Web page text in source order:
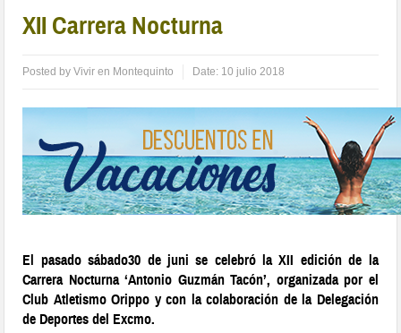
XII Carrera Nocturna
Posted byVivir en Montequinto Date: 10 julio 2018
El pasado sábado30 de juni se celebró la XII edición de la
Carrera Nocturna ‘Antonio Guzmán Tacón’, organizada por el
Club Atletismo Orippo y con la colaboración de la Delegación
de Deportes del Excmo.